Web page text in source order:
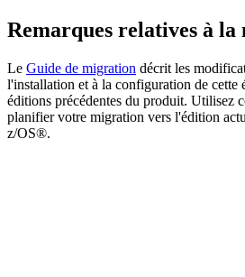
Remarques relatives à
Le Guide de migration décrit les
l'installation et à la configuration de cette
éditions précédentes du produit. Utilisez
planifier votre migration vers l'édition
z/OS®.